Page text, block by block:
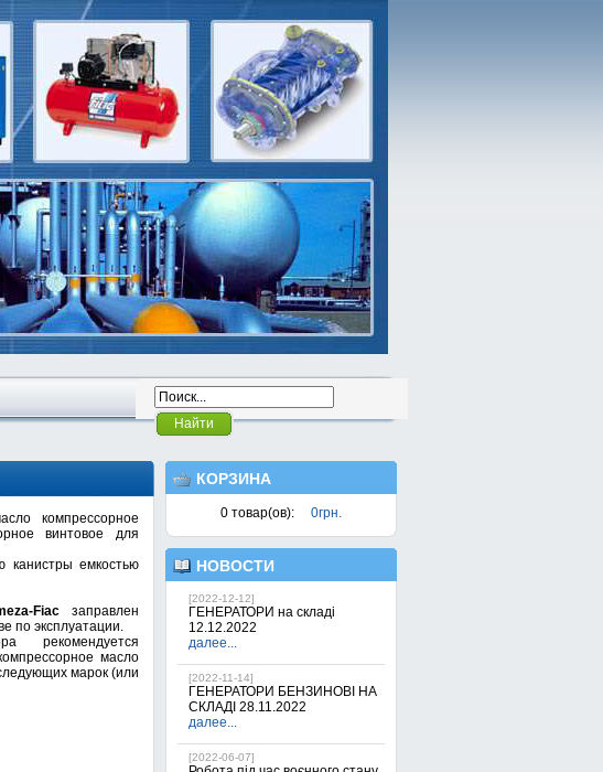
Найти
КОРЗИНА
0 товар(ов): 0грн.
НОВОСТИ
[2022-12-12]
ГЕНЕРАТОРИ на складі
12.12.2022
далее...
[2022-11-14]
ГЕНЕРАТОРИ БЕНЗИНОВІ НА
СКЛАДІ 28.11.2022
далее...
[2022-06-07]
компрессорное
винтовое для
канистры емкостью
Fiacзаправлен
по эксплуатации.
рекомендуется
масло
марок (или